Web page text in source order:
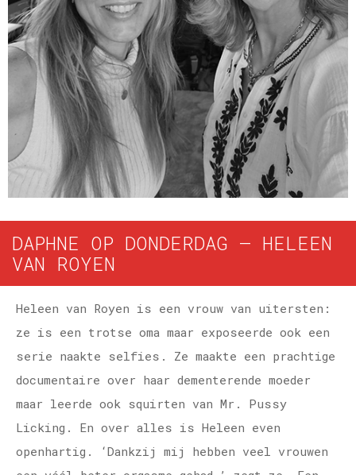
DAPHNE OP DONDERDAG – HELEEN
VAN ROYEN
Heleen van Royen is een vrouw van uitersten:
ze is een trotse oma maar exposeerde ook een
serie naakte selfies. Ze maakte een prachtige
documentaire over haar dementerende moeder
maar leerde ook squirten van Mr. Pussy
Licking. En over alles is Heleen even
openhartig. ‘Dankzij mij hebben veel vrouwen